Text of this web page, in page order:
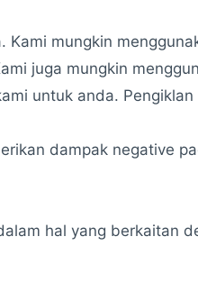
mungkin
juga mungkin
untuk anda. Pengiklan
dampak negative
hal yang berkaitan